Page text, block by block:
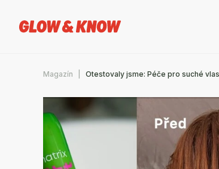
Magazín Otestovaly jsme: Péče pro suché